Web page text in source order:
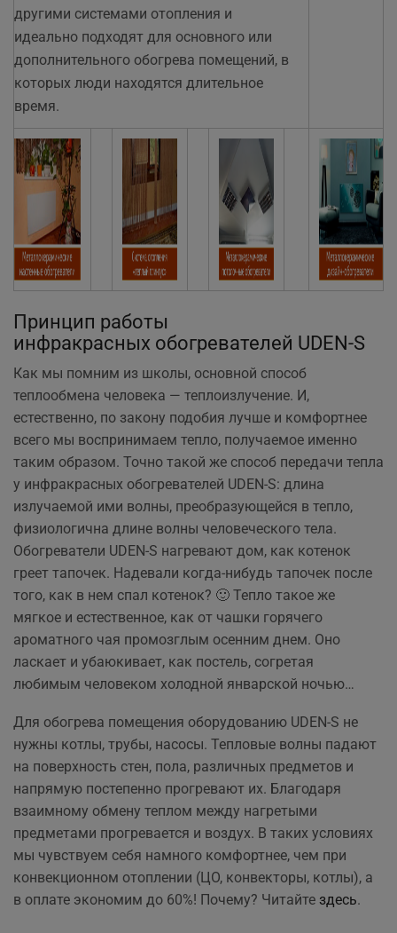
другими системами отопления и
идеально подходят для основного или
дополнительного обогрева помещений, в
которых люди находятся длительное
время.
Принцип работы
инфракрасных обогревателей UDEN-S
Как мы помним из школы, основной способ
теплообмена человека — теплоизлучение. И,
естественно, по закону подобия лучше и комфортнее
всего мы воспринимаем тепло, получаемое именно
таким образом. Точно такой же способ передачи тепла
у инфракрасных обогревателей UDEN-S: длина
излучаемой ими волны, преобразующейся в тепло,
физиологична длине волны человеческого тела.
Обогреватели UDEN-S нагревают дом, как котенок
греет тапочек. Надевали когда-нибудь тапочек после
того, как в нем спал котенок? 🙂 Тепло такое же
мягкое и естественное, как от чашки горячего
ароматного чая промозглым осенним днем. Оно
ласкает и убаюкивает, как постель, согретая
любимым человеком холодной январской ночью…
Для обогрева помещения оборудованию UDEN-S не
нужны котлы, трубы, насосы. Тепловые волны падают
на поверхность стен, пола, различных предметов и
напрямую постепенно прогревают их. Благодаря
взаимному обмену теплом между нагретыми
предметами прогревается и воздух. В таких условиях
мы чувствуем себя намного комфортнее, чем при
конвекционном отоплении (ЦО, конвекторы, котлы), а
в оплате экономим до 60%! Почему? Читайте здесь.